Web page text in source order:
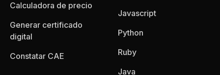
Calculadora de precio
Generar certificado
digital
Constatar CAE
Javascript
Python
Ruby
Java